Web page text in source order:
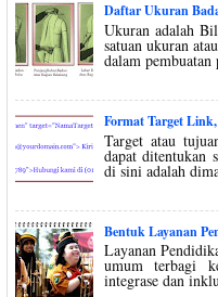
Daftar Ukuran
Ukuran adalah
satuan ukuran
dalam
Format Target
Target atau
dapat ditentukan
di sini adalah
Bentuk Layanan
Layanan
umum terbagi
integrase dan